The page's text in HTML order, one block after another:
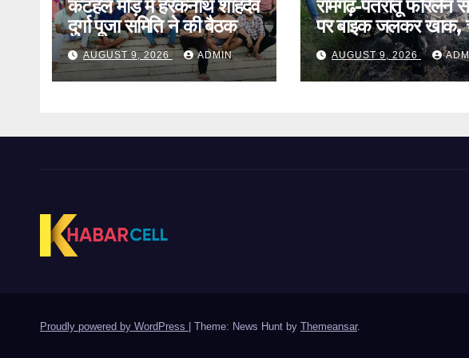
कटहल मोड़ में हरकनाथ शाहदेव
दुर्गा पूजा समिति ने की बैठक
AUGUST 9, 2026 ADMIN
रामगढ़-पतरातू फोरलेन
पर बाइक जलकर खाक,
लापता
AUGUST 9, 2026
Proudly powered by WordPress | Theme: News Hunt by Themeansar.